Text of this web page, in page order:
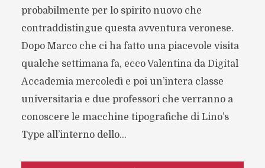
probabilmente per lo spirito nuovo che
contraddistingue questa avventura veronese.
Dopo Marco che ci ha fatto una piacevole visita
qualche settimana fa, ecco Valentina da Digital
Accademia mercoledì e poi un’intera classe
universitaria e due professori che verranno a
conoscere le macchine tipografiche di Lino’s
Type all’interno dello...